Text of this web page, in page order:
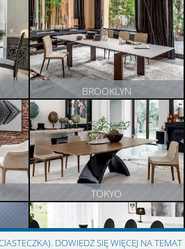
BROOKLYN
ZOBACZ PRODUKT
TOKYO
ZOBACZ PRODUKT
DOWIEDZ SIĘ WIĘCEJ NA TEMAT